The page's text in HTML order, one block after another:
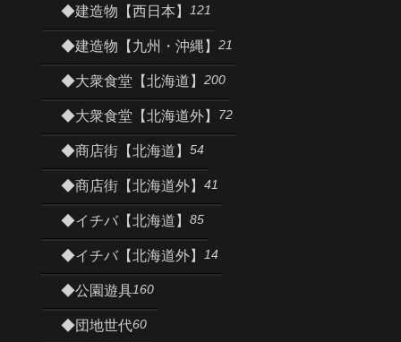
◆建造物【西日本】 121
◆建造物【九州・沖縄】 21
◆大衆食堂【北海道】 200
◆大衆食堂【北海道外】 72
◆商店街【北海道】 54
◆商店街【北海道外】 41
◆イチバ【北海道】 85
◆イチバ【北海道外】 14
◆公園遊具160
◆団地世代60